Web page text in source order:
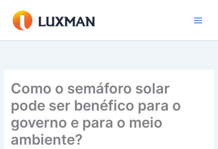
para
conteúdo
Como o semáforo solar
pode ser benéfico para o
governo e para o meio
ambiente?